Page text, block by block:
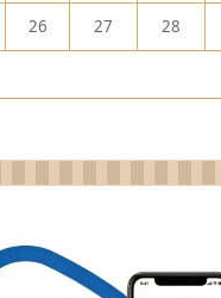
26 27 28